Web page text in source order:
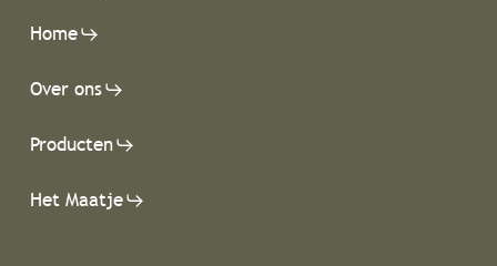
Home
Over ons
Producten
Het Maatje